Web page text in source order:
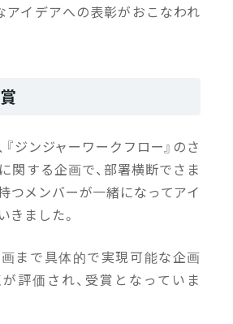
アイデアへの表彰がおこなわれ
『ジンジャーワークフロー』のさ
関する企画で、部署横断でさま
つメンバーが一緒になってアイ
きました。
まで具体的で実現可能な企画
評価され、受賞となっていま